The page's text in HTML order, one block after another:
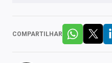
COMPARTILHAR